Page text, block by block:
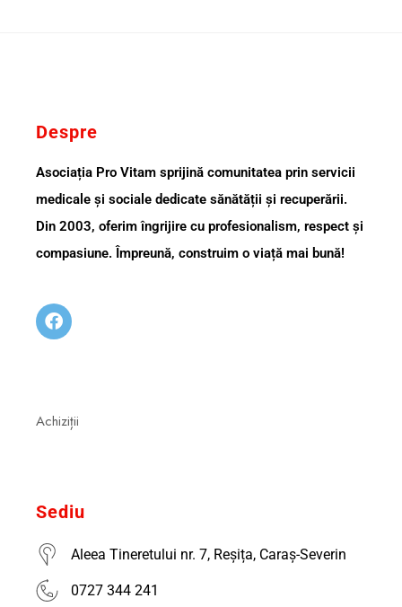
Despre
Asociația Pro Vitam sprijină comunitatea prin servicii
medicale și sociale dedicate sănătății și recuperării.
Din 2003, oferim îngrijire cu profesionalism, respect și
compasiune. Împreună, construim o viață mai bună!
Achiziții
Sediu
Aleea Tineretului nr. 7, Reșița, Caraș-Severin
0727 344 241